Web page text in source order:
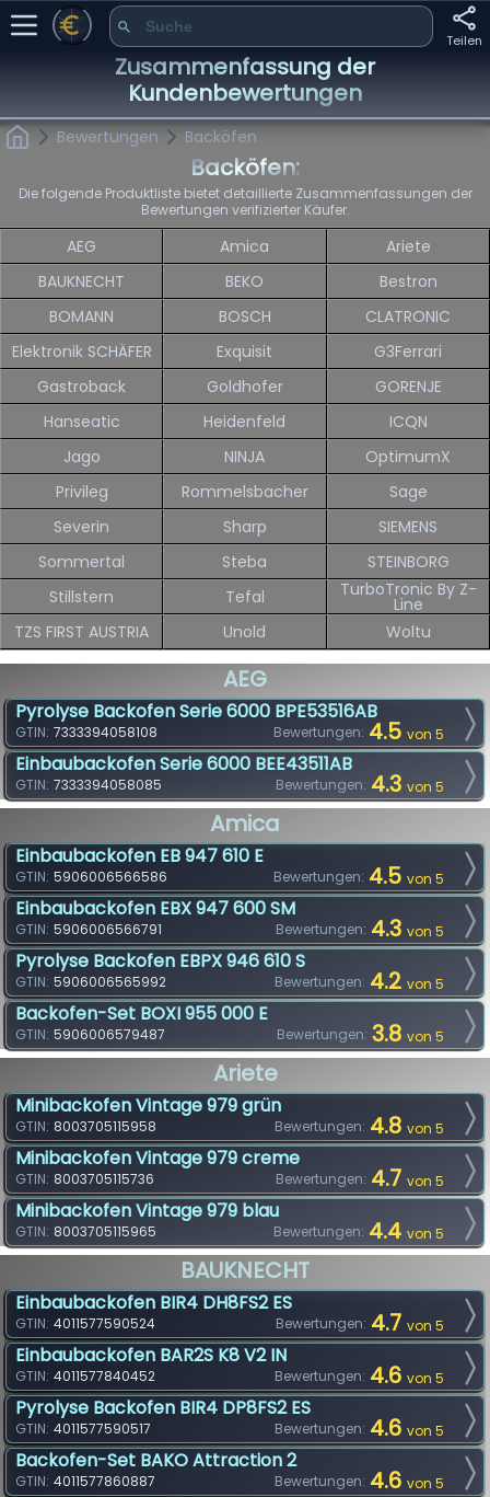
Teilen
Zusammenfassung der
Kundenbewertungen
Bewertungen Backöfen
Backöfen:
Die folgende Produktliste bietet detaillierte Zusammenfassungen der
Bewertungen verifizierter Käufer.
AEG Amica
Ariete
BAUKNECHT
BEKO
Bestron
BOMANN
BOSCH
CLATRONIC
Elektronik SCHÄFER
Exquisit
G3Ferrari
Gastroback
Goldhofer
GORENJE
Hanseatic
Heidenfeld
ICQN
Jago
NINJA
OptimumX
Privileg
Rommelsbacher
Sage
Severin
Sharp
SIEMENS
Sommertal
Steba
STEINBORG
Stillstern
Tefal TurboTronic By Z-
Line
TZS FIRST AUSTRIA
Unold Woltu
AEG
Pyrolyse Backofen Serie 6000 BPE53516AB
Bewertungen: 4.5 von 5
GTIN: 7333394058108
Einbaubackofen Serie 6000 BEE43511AB
Bewertungen: 4.3 von 5
GTIN: 7333394058085
Amica
Einbaubackofen EB 947 610 E
Bewertungen: 4.5 von 5
GTIN: 5906006566586
Einbaubackofen EBX 947 600 SM
Bewertungen: 4.3 von 5
GTIN: 5906006566791
Pyrolyse Backofen EBPX 946 610 S
Bewertungen: 4.2 von 5
GTIN: 5906006565992
Backofen-Set BOXI 955 000 E
Bewertungen: 3.8 von 5
GTIN: 5906006579487
Ariete
Minibackofen Vintage 979 grün
Bewertungen: 4.8 von 5
GTIN: 8003705115958
Minibackofen Vintage 979 creme
Bewertungen: 4.7 von 5
GTIN: 8003705115736
Minibackofen Vintage 979 blau
Bewertungen: 4.4 von 5
GTIN: 8003705115965
BAUKNECHT
Einbaubackofen BIR4 DH8FS2 ES
Bewertungen: 4.7 von 5
GTIN: 4011577590524
Einbaubackofen BAR2S K8 V2 IN
Bewertungen: 4.6 von 5
GTIN: 4011577840452
Pyrolyse Backofen BIR4 DP8FS2 ES
Bewertungen: 4.6 von 5
GTIN: 4011577590517
Backofen-Set BAKO Attraction 2
Bewertungen: 4.6 von 5
GTIN: 4011577860887